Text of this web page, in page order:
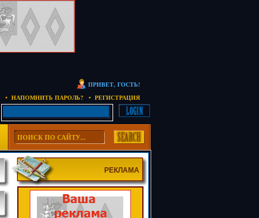
ПРИВЕТ, ГОСТЬ!
• НАПОМНИТЬ ПАРОЛЬ?
• РЕГИСТРАЦИЯ
РЕКЛАМА